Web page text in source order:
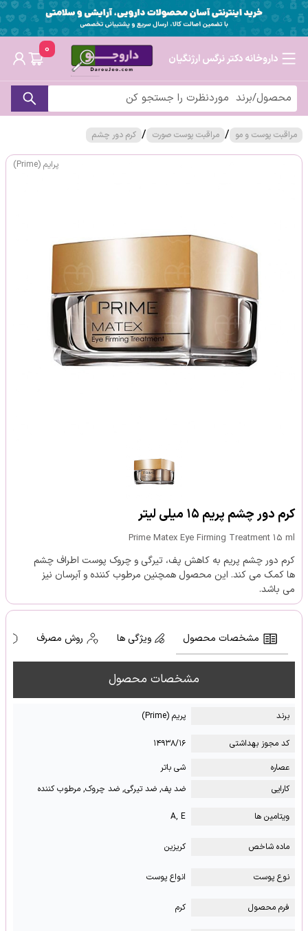
داروخانه دکتر نرگس ارژنگیان
0
مراقبت پوست و مو / مراقبت پوست صورت / کرم دور چشم
پرایم (Prime)
کرم دور چشم پریم ۱۵ میلی لیتر
Prime Matex Eye Firming Treatment 15 ml
کرم دور چشم پریم به کاهش پف، تیرگی و چروک پوست اطراف چشم
ها کمک می کند. این محصول همچنین مرطوب کننده و آبرسان نیز
می باشد.
مشخصات محصول ویژگی ها روش مصرف
مشخصات محصول
برند پریم (Prime)
کد مجوز بهداشتی
۱۴۹۳۸/۱۶
عصاره
شی باتر
کارایی
ضد پف, ضد تیرگی, ضد چروک, مرطوب کننده
ویتامین ها A, E
ماده شاخص کریزین
نوع پوست انواع پوست
فرم محصول کرم